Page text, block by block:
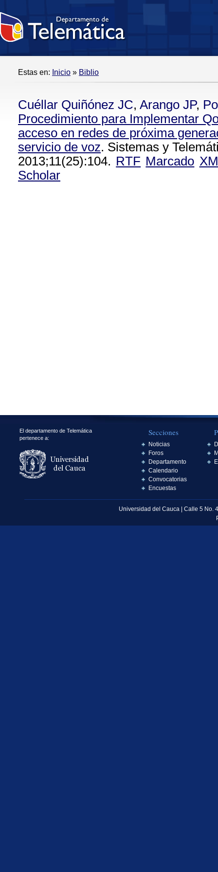
Estas en: Inicio » Biblio
Cuéllar Quiñónez JC, Arango JP,
Procedimiento para Implementar
acceso en redes de próxima
servicio de voz. Sistemas y
2013;11(25):104. RTF Marcado
Scholar
El departamento de Telemática
pertenece a:
Secciones
Noticias
Foros
Departamento
Calendario
Convocatorias
Encuestas
Universidad del Cauca | Calle 5 No.